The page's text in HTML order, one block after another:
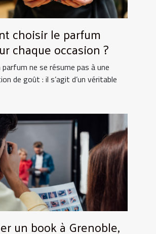
choisir le parfum
chaque occasion ?
parfum ne se résume pas à une
de goût : il s’agit d’un véritable
un book à Grenoble,